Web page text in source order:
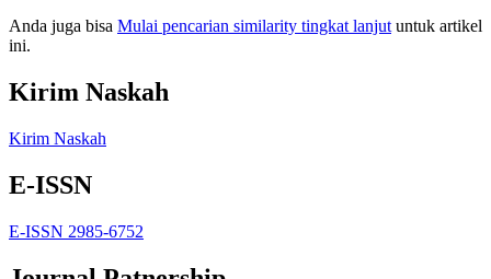
Anda juga bisa Mulai pencarian similarity tingkat lanjut untuk artikel
ini.
Kirim Naskah
Kirim Naskah
E-ISSN
E-ISSN 2985-6752